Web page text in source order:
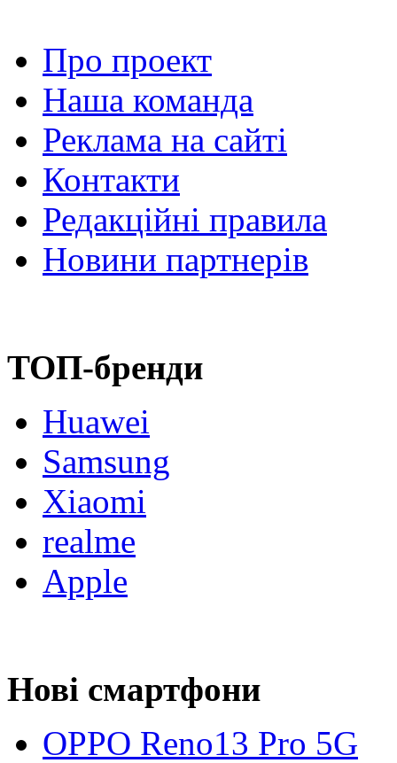
Про проект
Наша команда
Реклама на сайті
Контакти
Редакційні правила
Новини партнерів
ТОП-бренди
Huawei
Samsung
Xiaomi
realme
Apple
Нові смартфони
OPPO Reno13 Pro 5G